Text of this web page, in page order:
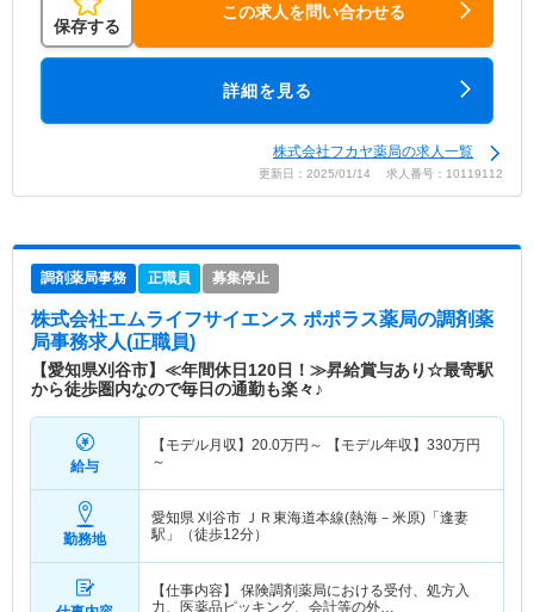
保存する
この求人を問い合わせる
詳細を見る
株式会社フカヤ薬局の求人一覧
更新日：2025/01/14 求人番号：10119112
調剤薬局事務 正職員 募集停止
株式会社エムライフサイエンス ポポラス薬局の調剤薬
局事務求人(正職員)
【愛知県刈谷市】≪年間休日120日！≫昇給賞与あり☆最寄駅
から徒歩圏内なので毎日の通勤も楽々♪
給与
【モデル月収】 20.0万円～ 【モデル年収】 330万円
～
勤務地
愛知県 刈谷市 ＪＲ東海道本線(熱海－米原)「逢妻
駅」（徒歩12分）
【仕事内容】 保険調剤薬局における受付、処方入
力、医薬品ピッキング、会計等の外…